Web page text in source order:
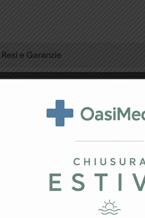
Resi e Garanzie
HU, SE, Arabo.